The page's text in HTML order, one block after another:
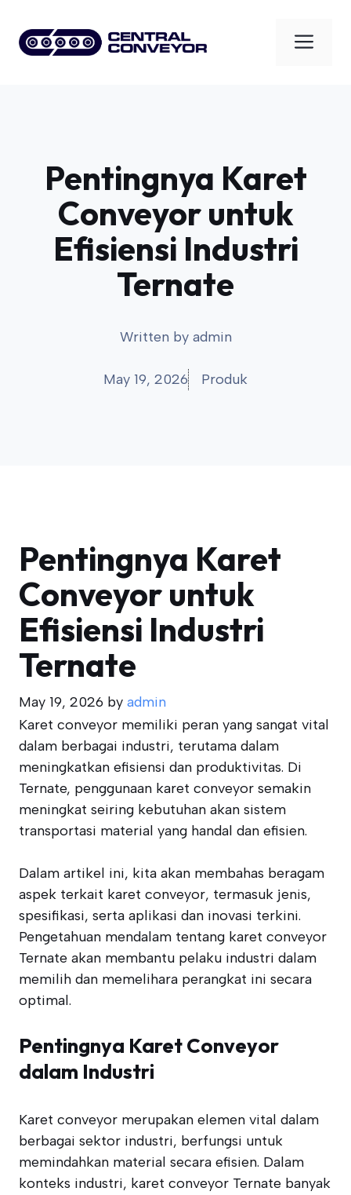
content
Pentingnya Karet
Conveyor untuk
Efisiensi Industri
Ternate
Written by admin
May 19, 2026 Produk
Pentingnya Karet
Conveyor untuk
Efisiensi Industri
Ternate
May 19, 2026 by admin
Karet conveyor memiliki peran yang sangat vital
dalam berbagai industri, terutama dalam
meningkatkan efisiensi dan produktivitas. Di
Ternate, penggunaan karet conveyor semakin
meningkat seiring kebutuhan akan sistem
transportasi material yang handal dan efisien.
Dalam artikel ini, kita akan membahas beragam
aspek terkait karet conveyor, termasuk jenis,
spesifikasi, serta aplikasi dan inovasi terkini.
Pengetahuan mendalam tentang karet conveyor
Ternate akan membantu pelaku industri dalam
memilih dan memelihara perangkat ini secara
optimal.
Pentingnya Karet Conveyor
dalam Industri
Karet conveyor merupakan elemen vital dalam
berbagai sektor industri, berfungsi untuk
memindahkan material secara efisien. Dalam
konteks industri, karet conveyor Ternate banyak